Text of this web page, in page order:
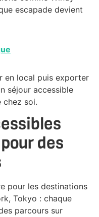
escapade devient
en local puis exporter
séjour accessible
chez soi.
des
pour les destinations
Tokyo : chaque
parcours sur